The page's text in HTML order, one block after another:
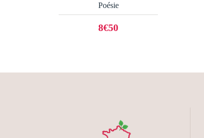
Poésie
8€50